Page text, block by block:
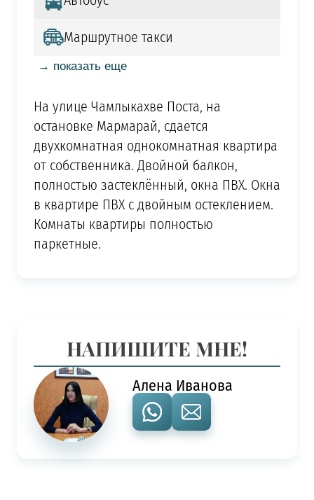
Маршрутное такси
→ показать еще
На улице Чамлыкахве Поста, на
остановке Мармарай, сдается
двухкомнатная однокомнатная квартира
от собственника. Двойной балкон,
полностью застеклённый, окна ПВХ. Окна
в квартире ПВХ с двойным остеклением.
Комнаты квартиры полностью
паркетные.
НАПИШИТЕ МНЕ!
Алена Иванова